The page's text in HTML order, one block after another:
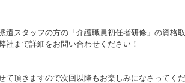
遣スタッフの方の「介護職員初任者研修」の資格
社まで詳細をお問い合わせください！
て頂きますので次回以降もお楽しみになさって